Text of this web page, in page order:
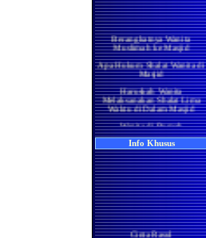
Berangkatnya Wanita
Muslimah ke Masjid
Apa Hukum Shalat Wanita di
Masjid
Haruskah Wanita
Melaksanakan Shalat Lima
Waktu di Dalam Masjid
Wanita di Rumah
Berma'mum Kepada Imam
di Masjid
Apakah Shalatnya Seorang
Wanita di rumah Lebih
Utama Ataukah di Masjidil
Haram
Manakah yang Lebih Utama
Bagi Wanita Pada Bulan
Ramadhan, Melaksanakan
Shalat di Masjidil Haram
atau di Rumah
Info Khusus
Cinta Rasul